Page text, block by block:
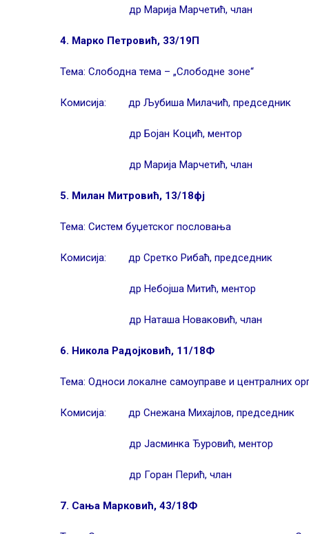
др Марија Марчетић, члан
4. Марко Петровић, 33/19П
Тема: Слободна тема – „Слободне зоне“
Комисија: др Љубиша Милачић, председник
др Бојан Коцић, ментор
др Марија Марчетић, члан
5. Милан Митровић, 13/18фј
Тема: Систем буџетског пословања
Комисија: др Сретко Рибаћ, председник
др Небојша Митић, ментор
др Наташа Новаковић, члан
6. Никола Радојковић, 11/18Ф
Тема: Односи локалне самоуправе и централних
Комисија: др Снежана Михајлов, председник
др Јасминка Ђуровић, ментор
др Горан Перић, члан
7. Сања Марковић, 43/18Ф